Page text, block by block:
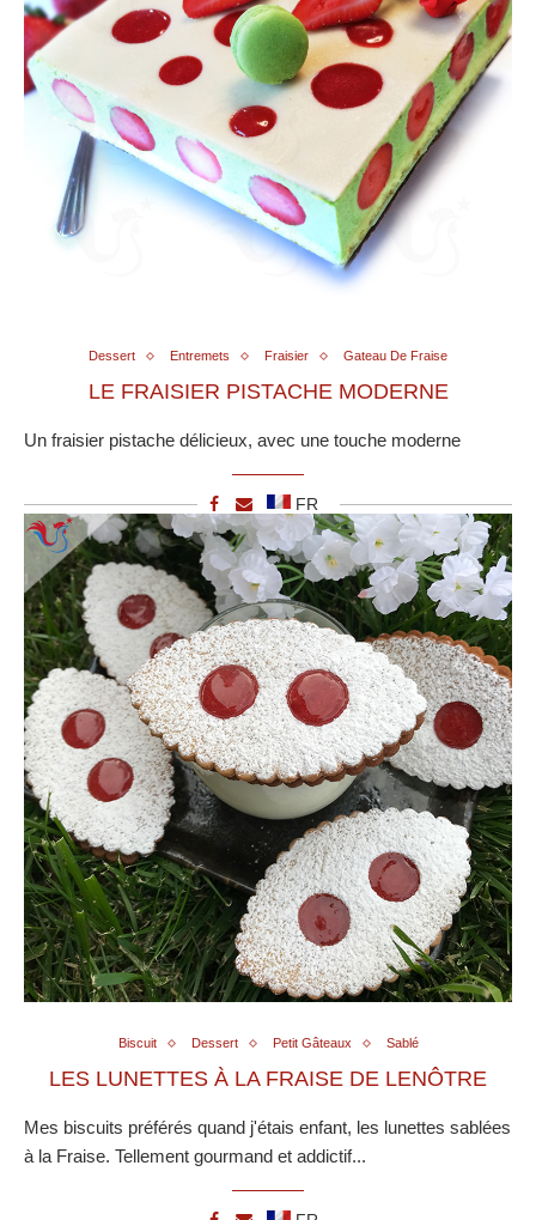
Dessert Entremets Fraisier Gateau De Fraise
LE FRAISIER PISTACHE MODERNE
Un fraisier pistache délicieux, avec une touche moderne
FR
Biscuit Dessert Petit Gâteaux Sablé
LES LUNETTES À LA FRAISE DE LENÔTRE
Mes biscuits préférés quand j'étais enfant, les lunettes sablées
à la Fraise. Tellement gourmand et addictif...